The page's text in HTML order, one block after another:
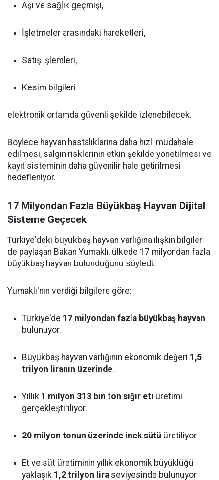
Aşı ve sağlık geçmişi,
İşletmeler arasındaki hareketleri,
Satış işlemleri,
Kesim bilgileri
elektronik ortamda güvenli şekilde izlenebilecek.
Böylece hayvan hastalıklarına daha hızlı müdahale
edilmesi, salgın risklerinin etkin şekilde yönetilmesi ve
kayıt sisteminin daha güvenilir hale getirilmesi
hedefleniyor.
17 Milyondan Fazla Büyükbaş Hayvan Dijital
Sisteme Geçecek
Türkiye'deki büyükbaş hayvan varlığına ilişkin bilgiler
de paylaşan Bakan Yumaklı, ülkede 17 milyondan fazla
büyükbaş hayvan bulunduğunu söyledi.
Yumaklı'nın verdiği bilgilere göre:
Türkiye'de 17 milyondan fazla büyükbaş hayvan
bulunuyor.
Büyükbaş hayvan varlığının ekonomik değeri 1,5
trilyon liranın üzerinde.
Yıllık 1 milyon 313 bin ton sığır eti üretimi
gerçekleştiriliyor.
20 milyon tonun üzerinde inek sütü üretiliyor.
Et ve süt üretiminin yıllık ekonomik büyüklüğü
yaklaşık 1,2 trilyon lira seviyesinde bulunuyor.